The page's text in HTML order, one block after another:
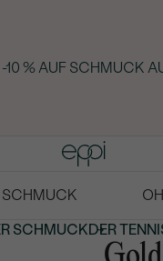
% AUF SCHMUCK
SCHMUCK
SCHMUCKDER